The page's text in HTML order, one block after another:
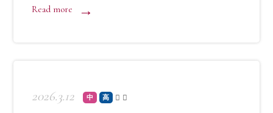
Read more
2026.3.12 中 高